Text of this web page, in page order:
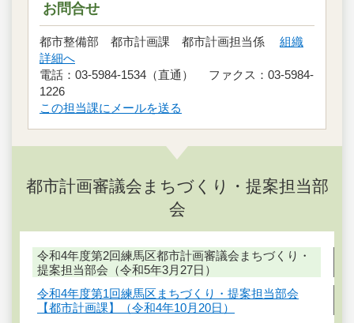
お問合せ
都市整備部 都市計画課 都市計画担当係 組織
詳細へ
電話：03-5984-1534（直通） ファクス：03-5984-
1226
この担当課にメールを送る
都市計画審議会まちづくり・提案担当部
会
令和4年度第2回練馬区都市計画審議会まちづくり・
提案担当部会（令和5年3月27日）
令和4年度第1回練馬区まちづくり・提案担当部会
【都市計画課】（令和4年10月20日）